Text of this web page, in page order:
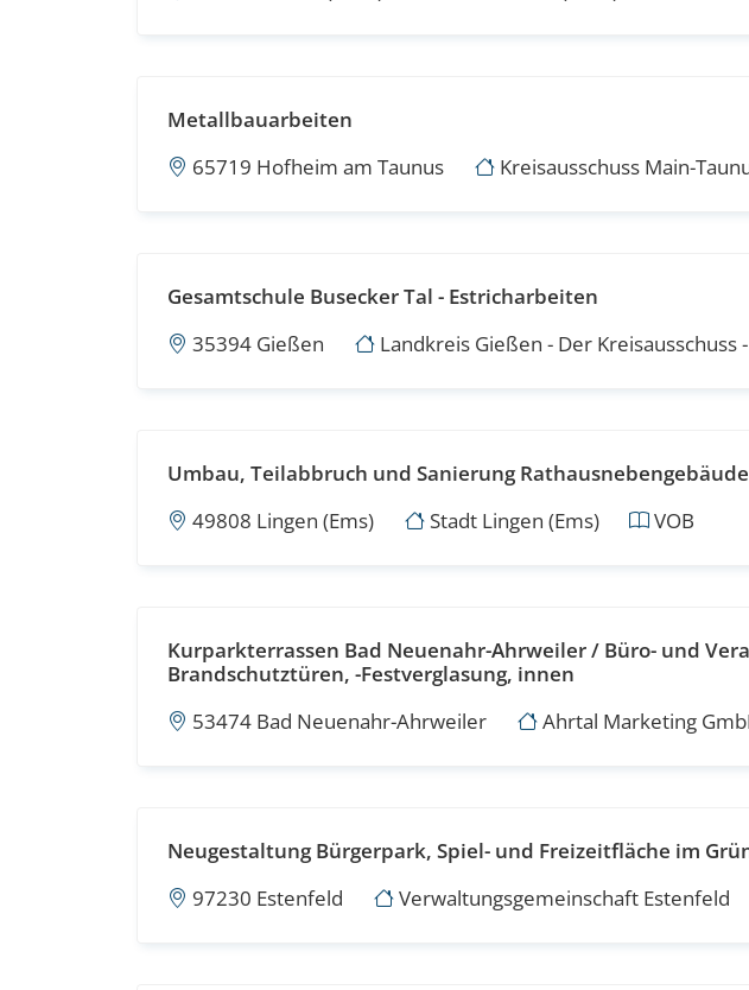
Metallbauarbeiten
65719 Hofheim am Taunus
Kreisausschuss Main-
Gesamtschule Busecker Tal - Estricharbeiten
35394 Gießen
Landkreis Gießen - Der Kreisausschuss -
Umbau, Teilabbruch und Sanierung
49808 Lingen (Ems)
Stadt Lingen (Ems) VOB
Kurparkterrassen Bad Neuenahr-Ahrweiler / Büro- und
Brandschutztüren, -Festverglasung, innen
53474 Bad Neuenahr-Ahrweiler
Ahrtal Marketing
Neugestaltung Bürgerpark, Spiel- und Freizeitfläche im
97230 Estenfeld
Verwaltungsgemeinschaft Estenfeld